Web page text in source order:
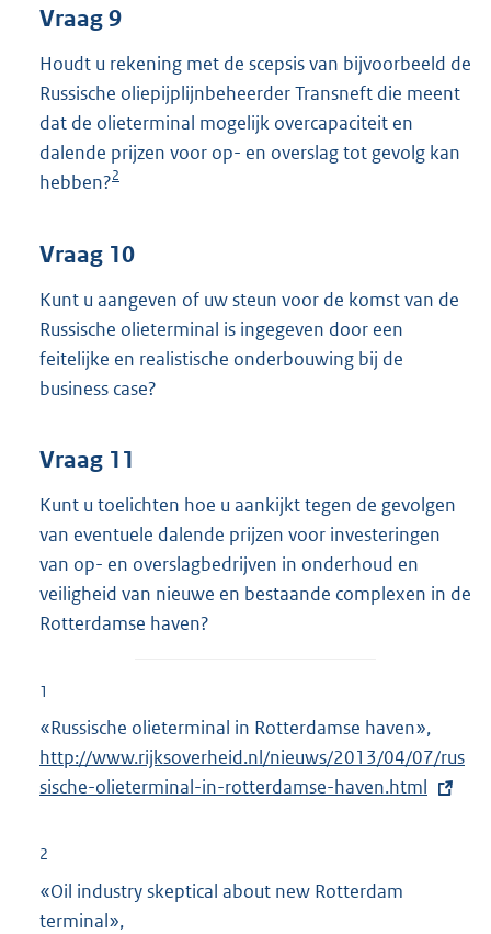
Vraag 9
Houdt u rekening met de scepsis van bijvoorbeeld de
Russische oliepijplijnbeheerder Transneft die meent
dat de olieterminal mogelijk overcapaciteit en
dalende prijzen voor op- en overslag tot gevolg kan
hebben?2
Vraag 10
Kunt u aangeven of uw steun voor de komst van de
Russische olieterminal is ingegeven door een
feitelijke en realistische onderbouwing bij de
business case?
Vraag 11
Kunt u toelichten hoe u aankijkt tegen de gevolgen
van eventuele dalende prijzen voor investeringen
van op- en overslagbedrijven in onderhoud en
veiligheid van nieuwe en bestaande complexen in de
Rotterdamse haven?
1
«Russische olieterminal in Rotterdamse haven»,
x
http://www.rijksoverheid.nl/nieuws/2013/04/07/rus
sische-olieterminal-in-rotterdamse-haven.html
2
«Oil industry skeptical about new Rotterdam
terminal»,